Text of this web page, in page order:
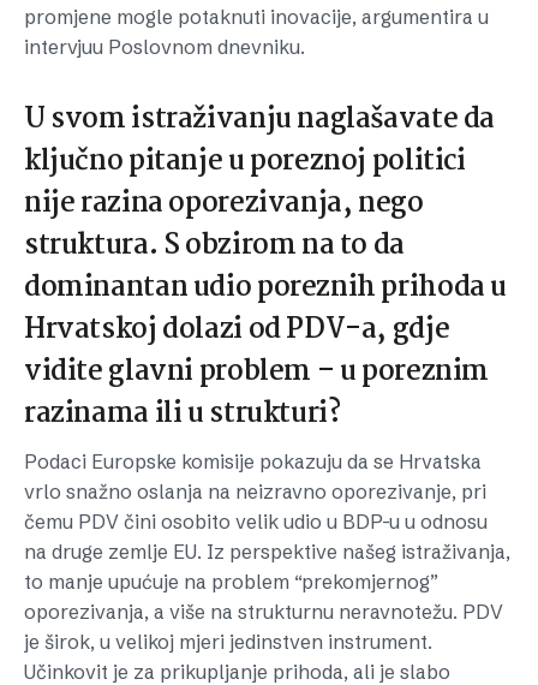
promjene mogle potaknuti inovacije, argumentira u
intervjuu Poslovnom dnevniku.
U svom istraživanju naglašavate da
ključno pitanje u poreznoj politici
nije razina oporezivanja, nego
struktura. S obzirom na to da
dominantan udio poreznih prihoda u
Hrvatskoj dolazi od PDV-a, gdje
vidite glavni problem – u poreznim
razinama ili u strukturi?
Podaci Europske komisije pokazuju da se Hrvatska
vrlo snažno oslanja na neizravno oporezivanje, pri
čemu PDV čini osobito velik udio u BDP-u u odnosu
na druge zemlje EU. Iz perspektive našeg istraživanja,
to manje upućuje na problem “prekomjernog”
oporezivanja, a više na strukturnu neravnotežu. PDV
je širok, u velikoj mjeri jedinstven instrument.
Učinkovit je za prikupljanje prihoda, ali je slabo